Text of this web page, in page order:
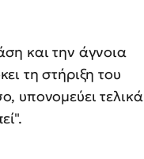
και την άγνοια
τη στήριξη του
υπονομεύει τελικά